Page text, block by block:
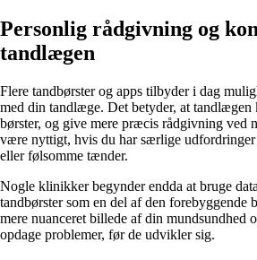
Personlig rådgivning og
tandlægen
Flere tandbørster og apps tilbyder i dag
med din tandlæge. Det betyder, at tandlægen
børster, og give mere præcis rådgivning ved
være nyttigt, hvis du har særlige udfordringer
eller følsomme tænder.
Nogle klinikker begynder endda at bruge
tandbørster som en del af den forebyggende
mere nuanceret billede af din mundsundhed
opdage problemer, før de udvikler sig.